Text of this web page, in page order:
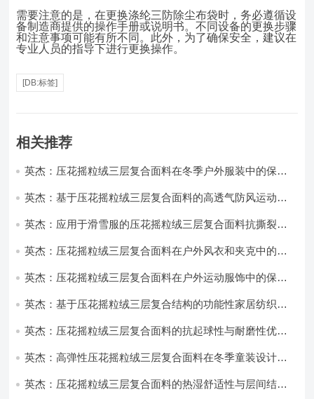
需要注意的是，在更换涤纶三防除尘布袋时，务必遵循设
备制造商提供的操作手册或说明书。不同设备的更换步骤
和注意事项可能有所不同。此外，为了确保安全，建议在
专业人员的指导下进行更换操作。
[DB:标签]
相关推荐
英杰：压花摇粒绒三层复合面料在冬季户外服装中的保暖
英杰：基于压花摇粒绒三层复合面料的高透气防风运动服
英杰：应用于滑雪服的压花摇粒绒三层复合面料抗撕裂与
英杰：压花摇粒绒三层复合面料在户外风衣和夹克中的应
英杰：压花摇粒绒三层复合面料在户外运动服饰中的保暖
英杰：基于压花摇粒绒三层复合结构的功能性家居纺织品
英杰：压花摇粒绒三层复合面料的抗起球性与耐磨性优化
英杰：高弹性压花摇粒绒三层复合面料在冬季童装设计中
英杰：压花摇粒绒三层复合面料的热湿舒适性与层间结合